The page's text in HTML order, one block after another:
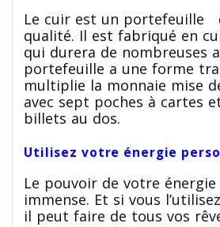
Le cuir est un portefeuille
qualité. Il est fabriqué en
qui durera de nombreuses
portefeuille a une forme
multiplie la monnaie mise
avec sept poches à cartes
billets au dos.
Utilisez votre énergie
Le pouvoir de votre
immense. Et si vous
il peut faire de tous vos